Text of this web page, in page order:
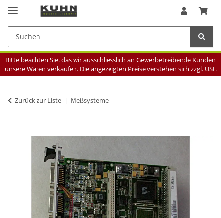
Bitte beachten Sie, das wir ausschliesslich an Gewerbetreibende Kunden
unsere Waren verkaufen. Die angezeigten Preise verstehen sich zzgl. USt.
Zurück zur Liste Meßsysteme